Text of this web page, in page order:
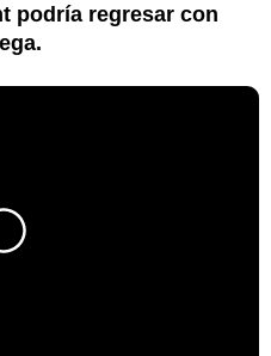
podría regresar con